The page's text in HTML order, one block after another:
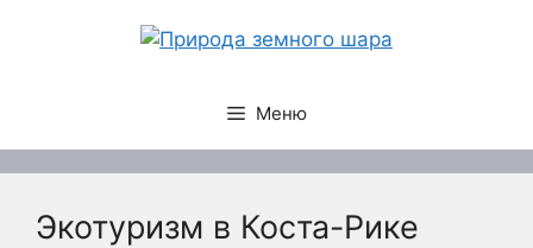
Меню
Экотуризм в Коста-Рике